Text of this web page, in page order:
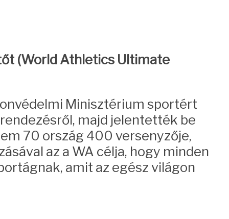
(World Athletics Ultimate
Minisztérium sportért
majd jelentették be
70 ország 400 versenyzője,
az a WA célja, hogy minden
amit az egész világon